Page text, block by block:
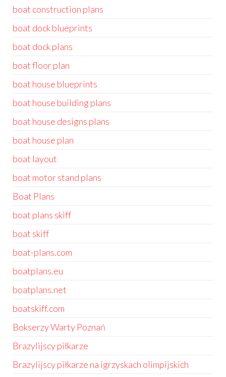
boat construction plans
boat dock blueprints
boat dock plans
boat floor plan
boat house blueprints
boat house building plans
boat house designs plans
boat house plan
boat layout
boat motor stand plans
Boat Plans
boat plans skiff
boat skiff
boat-plans.com
boatplans.eu
boatplans.net
boatskiff.com
Bokserzy Warty Poznań
Brazylijscy piłkarze
Brazylijscy piłkarze na igrzyskach olimpijskich